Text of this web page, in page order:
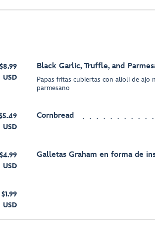
$8.99
USD
Black Garlic, Truffle, and
Papas fritas cubiertas con alioli de ajo
parmesano
USD
Cornbread
$4.99
USD
Galletas Graham en forma de
$1.99
USD